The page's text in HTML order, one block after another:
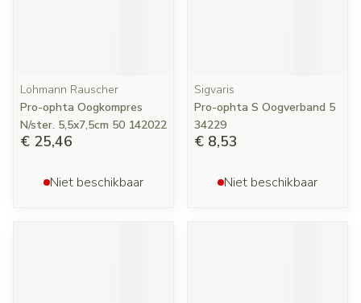
Lohmann Rauscher
Pro-ophta Oogkompres
N/ster. 5,5x7,5cm 50 142022
€ 25,46
Niet beschikbaar
Sigvaris
Pro-ophta S Oogverband 5
34229
€ 8,53
Niet beschikbaar